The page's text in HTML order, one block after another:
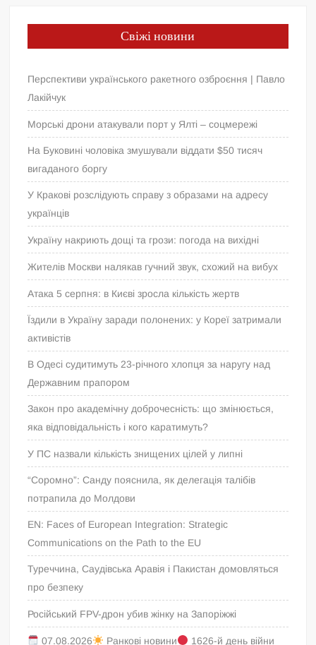
Свіжі новини
Перспективи українського ракетного озброєння | Павло
Лакійчук
Морські дрони атакували порт у Ялті – соцмережі
На Буковині чоловіка змушували віддати $50 тисяч
вигаданого боргу
У Кракові розслідують справу з образами на адресу
українців
Україну накриють дощі та грози: погода на вихідні
Жителів Москви налякав гучний звук, схожий на вибух
Атака 5 серпня: в Києві зросла кількість жертв
Їздили в Україну заради полонених: у Кореї затримали
активістів
В Одесі судитимуть 23-річного хлопця за наругу над
Державним прапором
Закон про академічну доброчесність: що змінюється,
яка відповідальність і кого каратимуть?
У ПС назвали кількість знищених цілей у липні
“Соромно”: Санду пояснила, як делегація талібів
потрапила до Молдови
EN: Faces of European Integration: Strategic
Communications on the Path to the EU
Туреччина, Саудівська Аравія і Пакистан домовляться
про безпеку
Російський FPV-дрон убив жінку на Запоріжжі
07.08.2026 Ранкові новини 1626-й день війни